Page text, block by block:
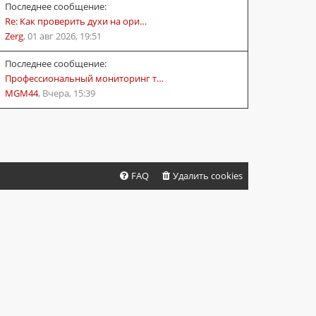
Последнее сообщение:
Re: Как проверить духи на ори…
Zerg, 01 авг 2026, 19:51
Последнее сообщение:
Профессиональный мониторинг т…
MGM44, Вчера, 15:39
Удалить cookies
FAQ